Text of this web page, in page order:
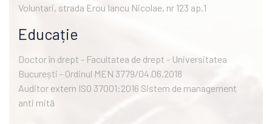
Voluntari, strada Erou Iancu Nicolae, nr 123 ap.1
Educație
Doctor în drept - Facultatea de drept - Universitatea
București - Ordinul MEN 3779/04.06.2018
Auditor extern ISO 37001:2016 Sistem de management
anti mită